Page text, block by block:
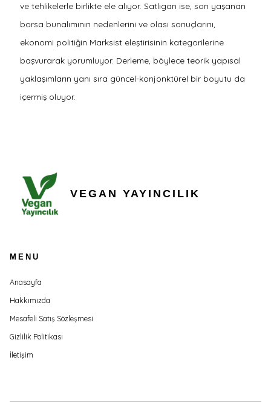
ve tehlikelerle birlikte ele alıyor. Satlıgan ise, son yaşanan
borsa bunalımının nedenlerini ve olası sonuçlarını,
ekonomi politiğin Marksist eleştirisinin kategorilerine
başvurarak yorumluyor. Derleme, böylece teorik yapısal
yaklaşımların yanı sıra güncel-konjonktürel bir boyutu da
içermiş oluyor.
VEGAN YAYINCILIK
MENU
Anasayfa
Hakkımızda
Mesafeli Satış Sözleşmesi
Gizlilik Politikası
İletişim